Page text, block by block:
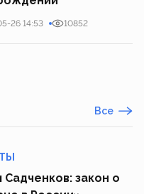
26 14:53 10852
Все
Садченков: закон о